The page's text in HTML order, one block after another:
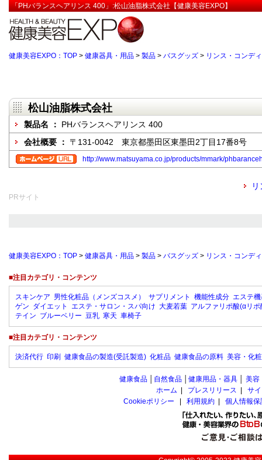
「PHバランスヘアリンス 400」:松山油脂株式会社【健康美容EXPO】
健康美容EXPO：TOP > 健康器具・用品 > 製品 > バスグッズ > リンス・コンデ
松山油脂株式会社
製品名 ： PHバランスヘアリンス 400
会社概要 ： 〒131-0042 東京都墨田区東墨田2丁目17番8号
http://www.matsuyama.co.jp/products/mmark/
PRサイト
健康美容EXPO：TOP > 健康器具・用品 > 製品 > バスグッズ > リンス・コンデ
■注目カテゴリ・コンテンツ
スキンケア 男性化粧品（メンズコスメ） サプリメント 機能性成分 エステ
ゲン ダイエット エステ・サロン・スパ向け 大麦若葉 アルファリポ酸(αリポ
テイン ブルーベリー 豆乳 寒天 車椅子
■注目カテゴリ・コンテンツ
決済代行 印刷 健康食品の製造(受託製造) 化粧品 健康食品の原料 美容・化
健康食品 自然食品 健康用品・器具 美容
ホーム
プレスリリース
サ
Cookieポリシー
利用規約 個人情報